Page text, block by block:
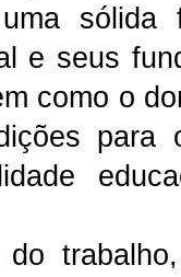
sólida
e seus
como o
do